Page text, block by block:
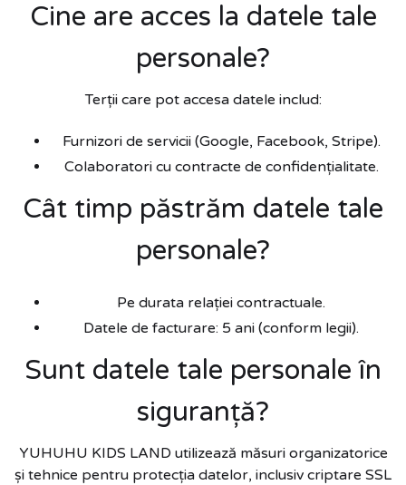
Cine are acces la datele tale
personale?
Terții care pot accesa datele includ:
Furnizori de servicii (Google, Facebook, Stripe).
Colaboratori cu contracte de confidențialitate.
Cât timp păstrăm datele tale
personale?
Pe durata relației contractuale.
Datele de facturare: 5 ani (conform legii).
Sunt datele tale personale în
siguranță?
YUHUHU KIDS LAND utilizează măsuri organizatorice
și tehnice pentru protecția datelor, inclusiv criptare SSL